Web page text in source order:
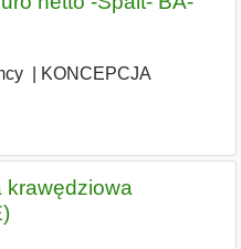
KONCEPCJA
krawędziowa